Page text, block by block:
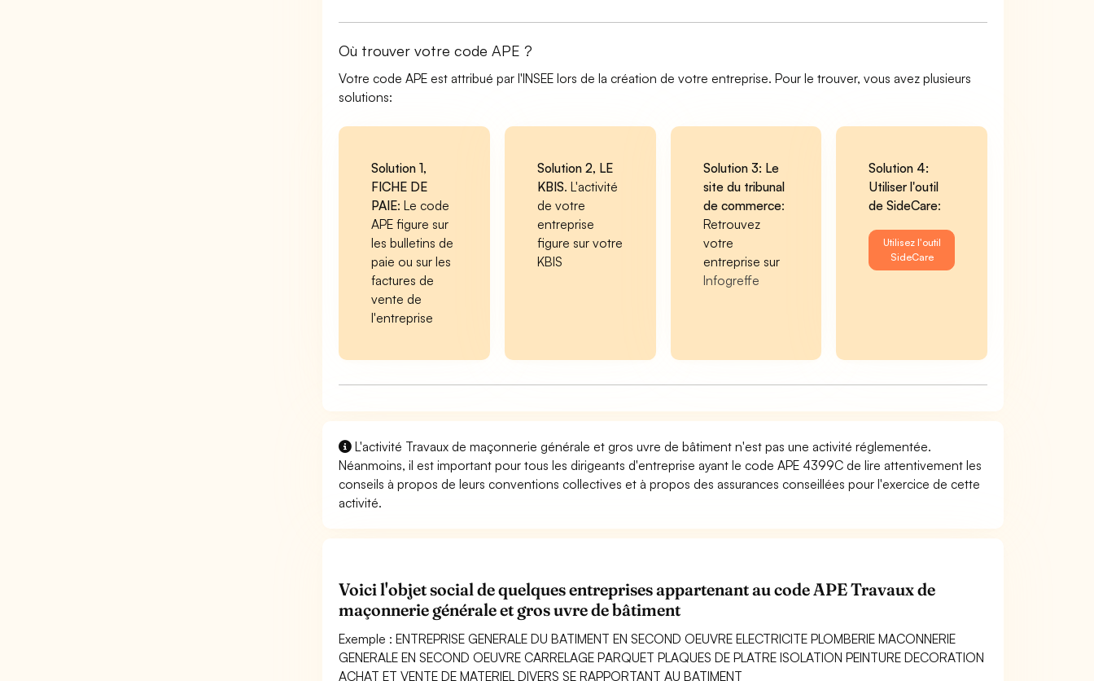
Où trouver votre code APE ?
Votre code APE est attribué par l'INSEE lors de la création de votre entreprise. Pour le trouver, vous avez plusieurs
solutions:
Solution 1,
FICHE DE
PAIE: Le code
APE figure sur
les bulletins de
paie ou sur les
factures de
vente de
l'entreprise
Solution 2, LE
KBIS. L'activité
de votre
entreprise
figure sur votre
KBIS
Solution 3: Le
site du tribunal
de commerce:
Retrouvez
votre
entreprise sur
Infogreffe
Solution 4:
Utiliser l'outil
de SideCare:
Utilisez l'outil
SideCare
L'activité Travaux de maçonnerie générale et gros uvre de bâtiment n'est pas une activité réglementée.
Néanmoins, il est important pour tous les dirigeants d'entreprise ayant le code APE 4399C de lire attentivement les
conseils à propos de leurs conventions collectives et à propos des assurances conseillées pour l'exercice de cette
activité.
Voici l'objet social de quelques entreprises appartenant au code APE Travaux de
maçonnerie générale et gros uvre de bâtiment
Exemple : ENTREPRISE GENERALE DU BATIMENT EN SECOND OEUVRE ELECTRICITE PLOMBERIE MACONNERIE
GENERALE EN SECOND OEUVRE CARRELAGE PARQUET PLAQUES DE PLATRE ISOLATION PEINTURE DECORATION
ACHAT ET VENTE DE MATERIEL DIVERS SE RAPPORTANT AU BATIMENT